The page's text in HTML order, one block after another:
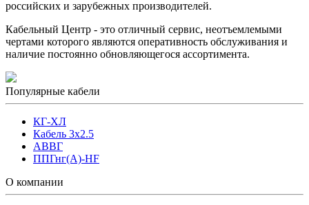
российских и зарубежных производителей.
Кабельный Центр - это отличный сервис, неотъемлемыми
чертами которого являются оперативность обслуживания и
наличие постоянно обновляющегося ассортимента.
Популярные кабели
КГ-ХЛ
Кабель 3x2.5
АВВГ
ППГнг(А)-HF
О компании